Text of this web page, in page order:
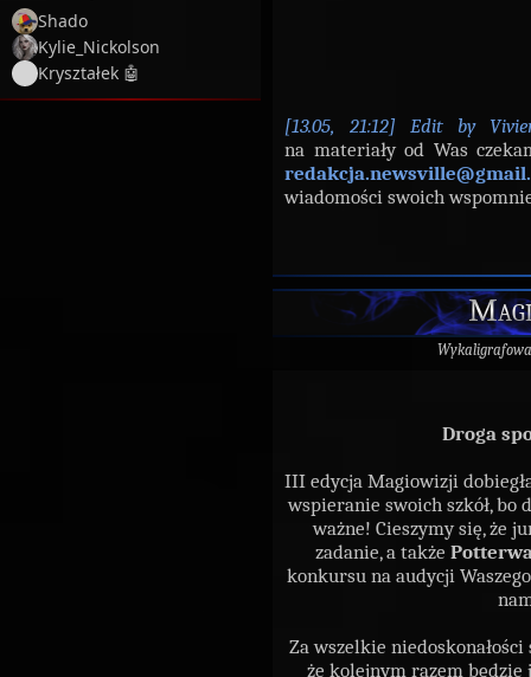
Shado
Kylie_Nickolson
Kryształek 🤖
[13.05, 21:12] Edit by
na materiały od Was
wiadomości swoich
Droga
III edycja Magiowizji
wspieranie swoich szkół, bo
ważne! Cieszymy się, że
zadanie, a także
konkursu na audycji
Za wszelkie
że kolejnym razem będzie